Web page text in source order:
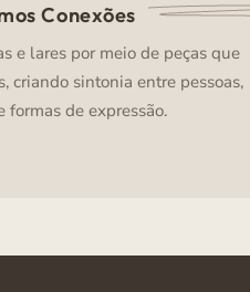
Conexões
e lares por meio de peças que
criando sintonia entre pessoas,
formas de expressão.